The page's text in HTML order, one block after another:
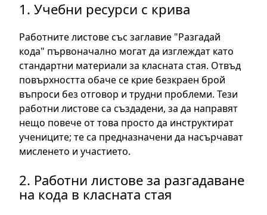
1. Учебни ресурси с крива
Работните листове със заглавие "Разгадай
кода" първоначално могат да изглеждат като
стандартни материали за класната стая. Отвъд
повърхността обаче се крие безкраен брой
въпроси без отговор и трудни проблеми. Тези
работни листове са създадени, за да направят
нещо повече от това просто да инструктират
учениците; те са предназначени да насърчават
мисленето и участието.
2. Работни листове за разгадаване
на кода в класната стая